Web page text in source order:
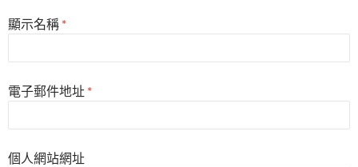
顯示名稱 *
電子郵件地址 *
個人網站網址